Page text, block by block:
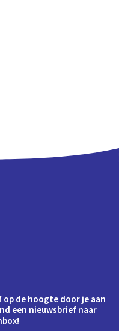
de hoogte door je aan
een nieuwsbrief naar